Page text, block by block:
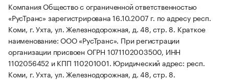
Компания Общество с ограниченной ответственностью
«РусТранс» зарегистрирована 16.10.2007 г. по адресу респ.
Коми, г. Ухта, ул. Железнодорожная, д. 48, стр. 8. Краткое
наименование: ООО «РусТранс». При регистрации
организации присвоен ОГРН 1071102003500, ИНН
1102056452 и КПП 110201001. Юридический адрес: респ.
Коми, г. Ухта, ул. Железнодорожная, д. 48, стр. 8.